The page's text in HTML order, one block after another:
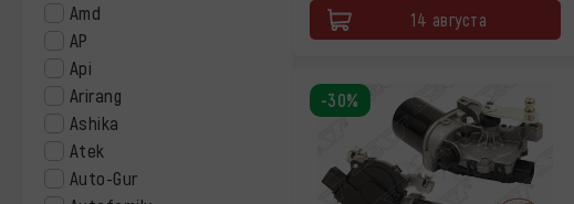
Amd
AP
Api
Arirang
Ashika
Atek
Auto-Gur
14 августа
-30%